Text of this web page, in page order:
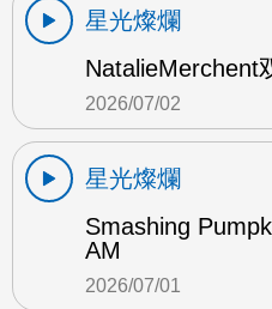
星光燦爛
NatalieMerchent
2026/07/02
星光燦爛
Smashing
AM
2026/07/01